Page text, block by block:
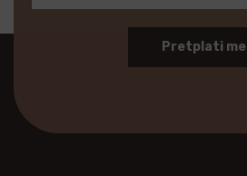
Pretplati me